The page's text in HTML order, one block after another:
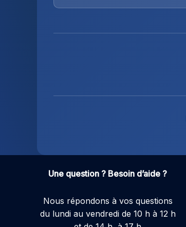
Une question ? Besoin d’aide ?
Nous répondons à vos questions
du lundi au vendredi de 10 h à 12 h